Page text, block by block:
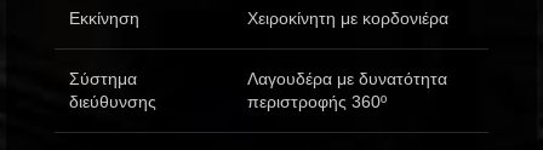
Eκκίνηση Χειροκίνητη με κορδονιέρα
Σύστημα
διεύθυνσης
Λαγουδέρα με δυνατότητα
περιστροφής 360º